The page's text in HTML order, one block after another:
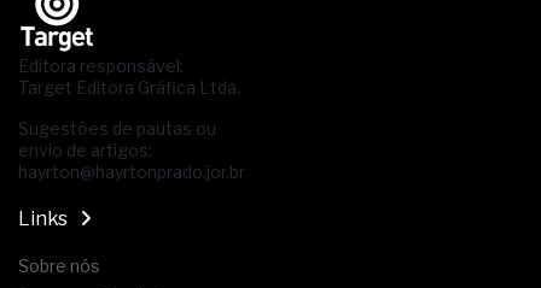
Editora responsável:
Target Editora Gráfica Ltda.
Sugestões de pautas ou
envio de artigos:
hayrton@hayrtonprado.jor.br
Links
Sobre nós